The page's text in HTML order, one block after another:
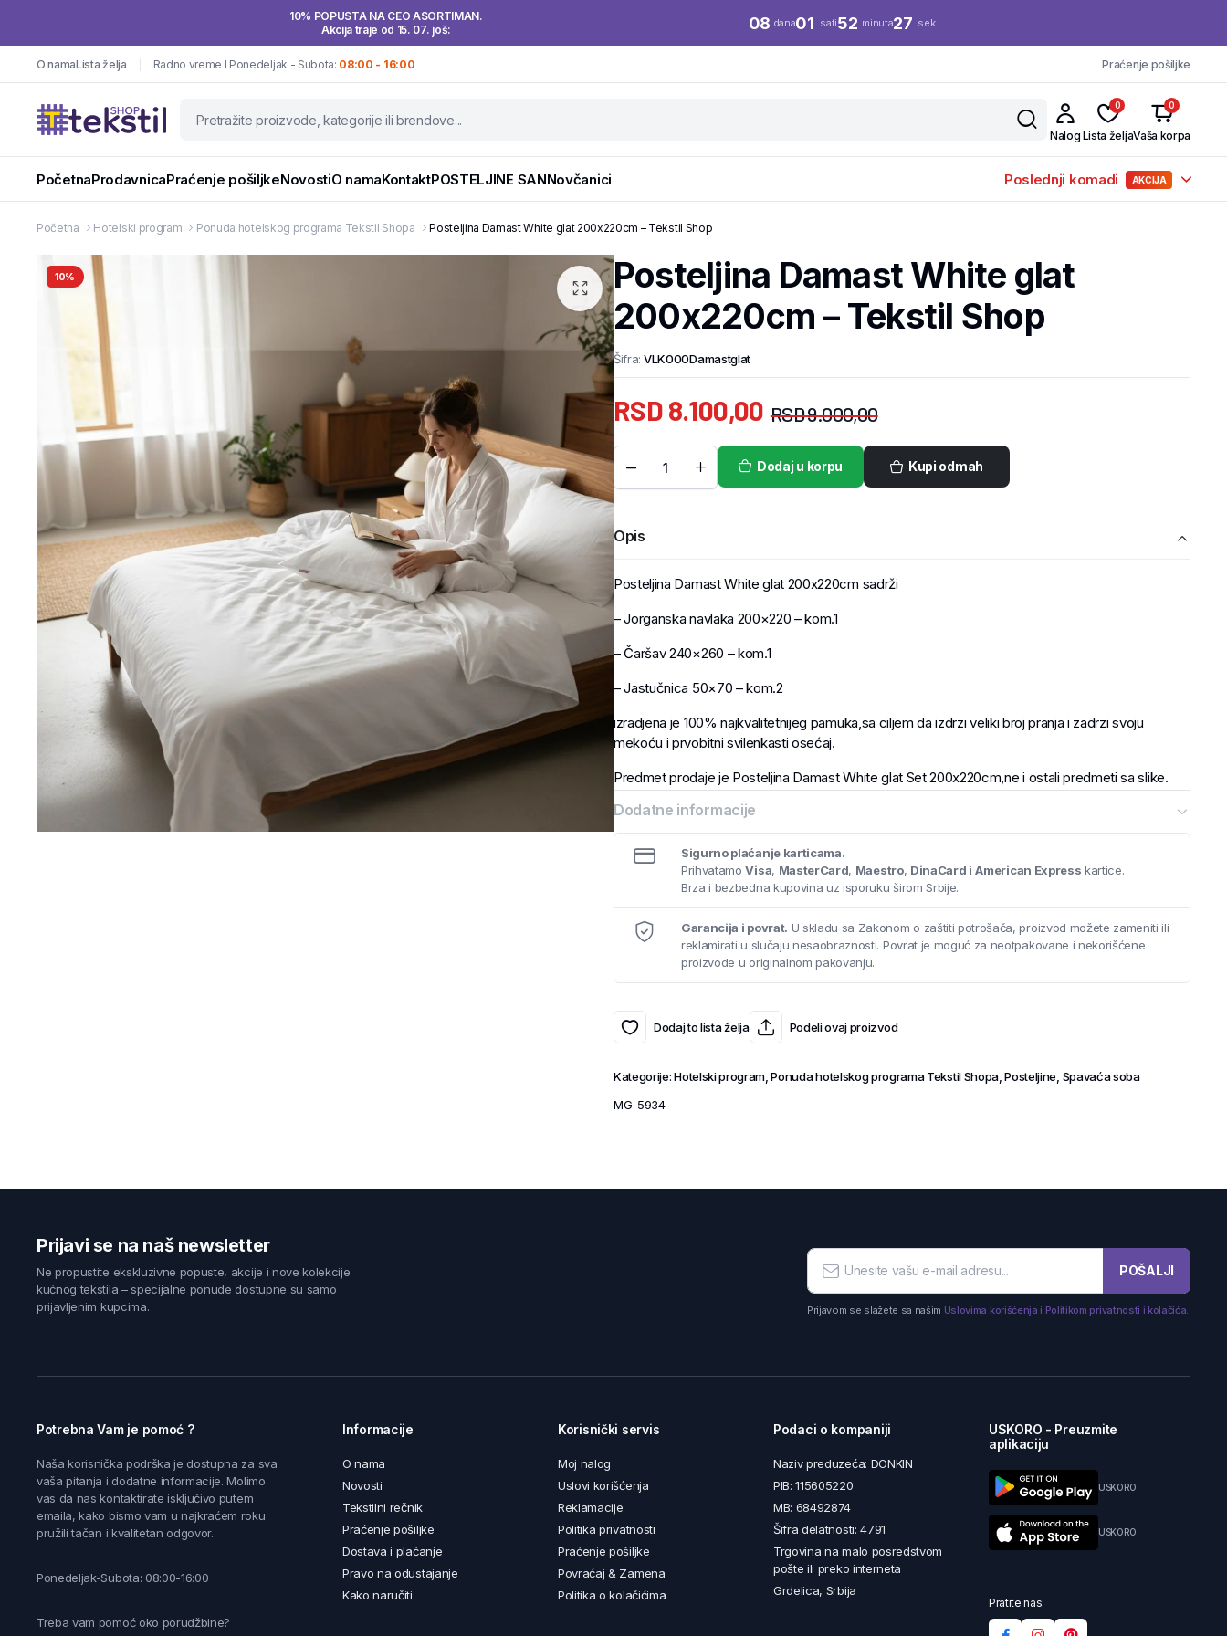
10% POPUSTA NA CEO ASORTIMAN.
Akcija traje od 15. 07. još:
08 dana01 sati52 minuta27 sek.
O namaLista želja Radno vreme I Ponedeljak - Subota: 08:00 - 16:00 Praćenje pošiljke
Nalog
0
Lista želja
0
Vaša korpa
PočetnaProdavnicaPraćenje pošiljkeNovostiO namaKontaktPOSTELJINE SANNovčanici Poslednji komadi AKCIJA
Početna Hotelski program Ponuda hotelskog programa Tekstil Shopa Posteljina Damast White glat 200x220cm – Tekstil Shop
10%
Posteljina Damast White glat
200x220cm – Tekstil Shop
Šifra: VLK000Damastglat
RSD9.000,00
RSD8.100,00
Dodaj u korpu Kupi odmah
Opis
Posteljina Damast White glat 200x220cm sadrži
– Jorganska navlaka 200×220 – kom.1
– Čaršav 240×260 – kom.1
– Jastučnica 50×70 – kom.2
izradjena je 100% najkvalitetnijeg pamuka,sa ciljem da izdrzi veliki broj pranja i zadrzi svoju
mekoću i prvobitni svilenkasti osećaj.
Predmet prodaje je Posteljina Damast White glat Set 200x220cm,ne i ostali predmeti sa slike.
Dodatne informacije
Sigurno plaćanje karticama.
PrihvatamoVisa, MasterCard, Maestro, DinaCard iAmerican Express kartice.
Brza i bezbedna kupovina uz isporuku širom Srbije.
Garancija i povrat. U skladu sa Zakonom o zaštiti potrošača, proizvod možete zameniti ili
reklamirati u slučaju nesaobraznosti. Povrat je moguć za neotpakovane i nekorišćene
proizvode u originalnom pakovanju.
Dodaj to lista želja Podeli ovaj proizvod
Kategorije:Hotelski program ,Ponuda hotelskog programa Tekstil Shopa,Posteljine Spavaća soba
MG-5934
Prijavi se na naš newsletter
Ne propustite ekskluzivne popuste, akcije i nove kolekcije
kućnog tekstila – specijalne ponude dostupne su samo
prijavljenim kupcima.
POŠALJI
Prijavom se slažete sa našim Uslovima korišćenja i Politikom privatnosti i kolačića.
Potrebna Vam je pomoć ?
Naša korisnička podrška je dostupna za sva
vaša pitanja i dodatne informacije. Molimo
vas da nas kontaktirate isključivo putem
emaila, kako bismo vam u najkraćem roku
pružili tačan i kvalitetan odgovor.
Ponedeljak-Subota: 08:00-16:00
Treba vam pomoć oko porudžbine?
Informacije
O nama
Novosti
Tekstilni rečnik
Praćenje pošiljke
Dostava i plaćanje
Pravo na odustajanje
Kako naručiti
Korisnički servis
Moj nalog
Uslovi korišćenja
Reklamacije
Politika privatnosti
Praćenje pošiljke
Povraćaj & Zamena
Politika o kolačićima
Podaci o kompaniji
Naziv preduzeća: DONKIN
PIB: 115605220
MB: 68492874
Šifra delatnosti: 4791
Trgovina na malo posredstvom
pošte ili preko interneta
Grdelica, Srbija
USKORO - Preuzmite
aplikaciju
USKORO
USKORO
Pratite nas: